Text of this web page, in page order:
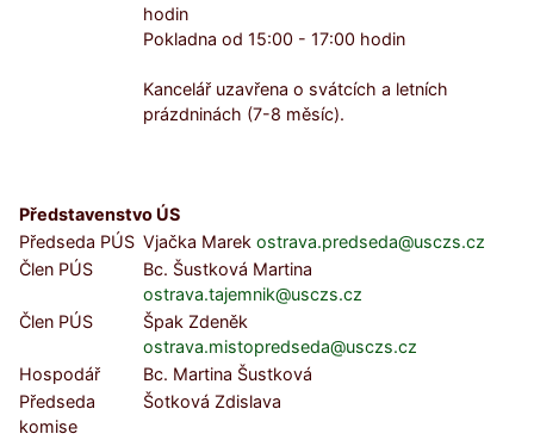
hodin
Pokladna od 15:00 - 17:00 hodin
Kancelář uzavřena o svátcích a letních
prázdninách (7-8 měsíc).
Představenstvo ÚS
Předseda PÚS Vjačka Marek ostrava.predseda@usczs.cz
Člen PÚS
Bc. Šustková Martina
ostrava.tajemnik@usczs.cz
Člen PÚS
Špak Zdeněk
ostrava.mistopredseda@usczs.cz
Hospodář
Bc. Martina Šustková
Předseda
komise
Šotková Zdislava